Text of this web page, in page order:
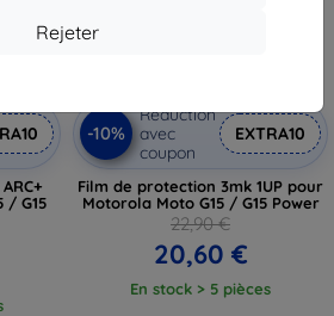
Rejeter
/ G15
-10%
Réduction
avec
coupon
EXTRA10
Film de protection 3mk 1UP pour
Motorola Moto G15 / G15 Power
22,90 €
20,60 €
En stock > 5 pièces